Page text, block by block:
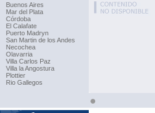
Buenos Aires
Mar del Plata
Córdoba
El Calafate
Puerto Madryn
San Martin de los Andes
Necochea
Olavarria
Villa Carlos Paz
Villa la Angostura
Plottier
Rio Gallegos